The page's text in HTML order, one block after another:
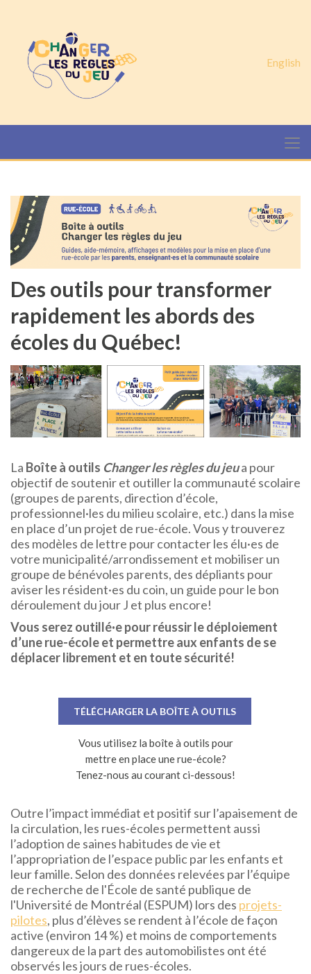
English
Des outils pour transformer
rapidement les abords des
écoles du Québec!
La Boîte à outils Changer les règles du jeua pour
objectif de soutenir et outiller la communauté scolaire
(groupes de parents, direction d’école,
professionnel·les du milieu scolaire, etc.) dans la mise
en place d’un projet de rue-école. Vous y trouverez
des modèles de lettre pour contacter les élu·es de
votre municipalité/arrondissement et mobiliser un
groupe de bénévoles parents, des dépliants pour
aviser les résident·es du coin, un guide pour le bon
déroulement du jour J et plus encore!
Vous serez outillé·e pour réussir le déploiement
d’une rue-école et permettre aux enfants de se
déplacer librement et en toute sécurité!
TÉLÉCHARGER LA BOÎTE À OUTILS
Vous utilisez la boîte à outils pour
mettre en place une rue-école?
Tenez-nous au courant ci-dessous!
Outre l’impact immédiat et positif sur l’apaisement de
la circulation, les rues-écoles permettent aussi
l’adoption de saines habitudes de vie et
l’appropriation de l’espace public par les enfants et
leur famille. Selon des données relevées par l’équipe
de recherche de l'École de santé publique de
l'Université de Montréal (ESPUM) lors des projets-
pilotes, plus d’élèves se rendent à l’école de façon
active (environ 14 %) et moins de comportements
dangereux de la part des automobilistes ont été
observés les jours de rues-écoles.